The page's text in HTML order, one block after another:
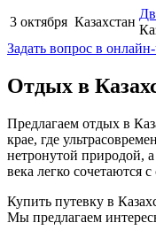
3 октября Казахстан
Задать вопрос в онлайн-
Отдых в
Предлагаем отдых в
крае, где
нетронутой природой,
века легко сочетаются
Купить путевку в
Мы предлагаем